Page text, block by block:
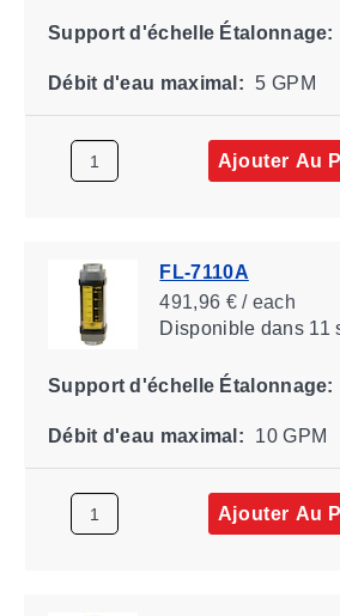
Support d'échelle Étalonnage:
Débit d'eau maximal: 5 GPM
Ajouter Au
FL-7110A
491,96 € / each
Disponibledans 11
Support d'échelle Étalonnage:
Débit d'eau maximal: 10 GPM
Ajouter Au